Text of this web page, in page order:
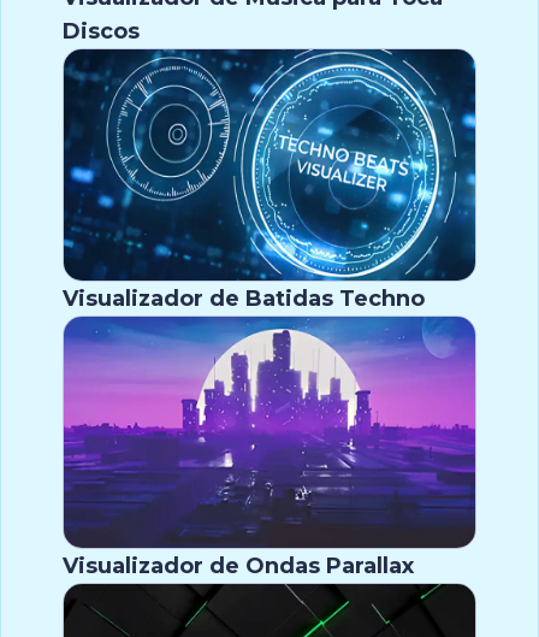
Discos
Visualizador de Batidas Techno
Visualizador de Ondas Parallax